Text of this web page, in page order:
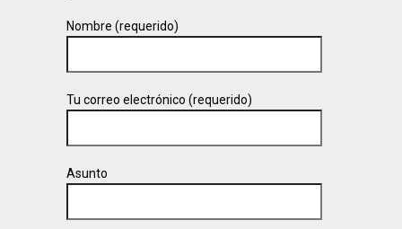
Nombre (requerido)
Tu correo electrónico (requerido)
Asunto